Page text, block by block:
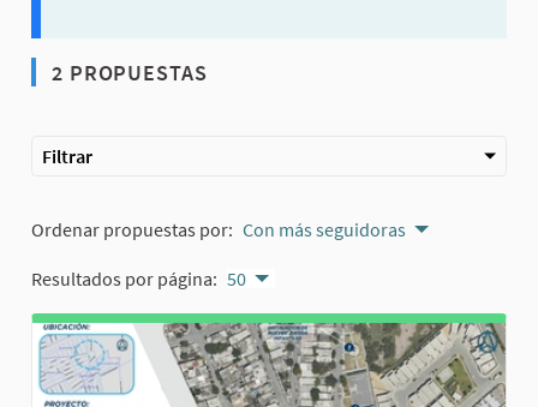
2 PROPUESTAS
Filtrar
Ordenar propuestas por: Con más seguidoras
Resultados por página: 50